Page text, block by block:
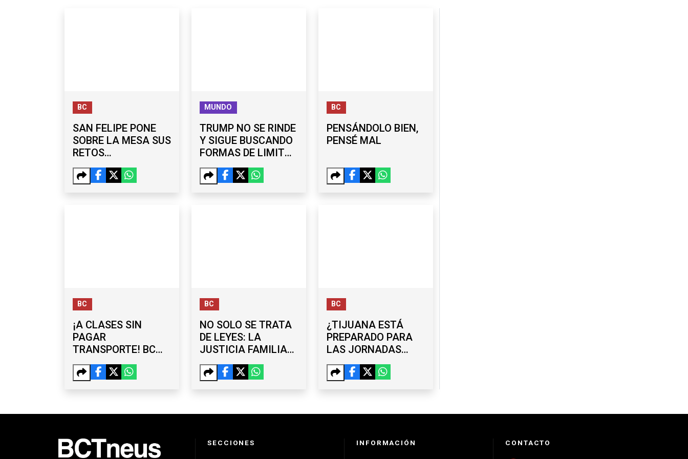
BC
SAN FELIPE PONE
SOBRE LA MESA SUS
RETOS
ECONÓMICOS ANTE
ISMAEL BURGUEÑO
MUNDO
TRUMP NO SE RINDE
Y SIGUE BUSCANDO
FORMAS DE LIMITAR
CIUDADANÍA POR
NACIMIENTO
BC
PENSÁNDOLO BIEN,
PENSÉ MAL
BC
¡A CLASES SIN
PAGAR
TRANSPORTE! BC
FORTALECE
PROGRAMA PARA
BC
NO SOLO SE TRATA
DE LEYES: LA
JUSTICIA FAMILIAR
EN BC SEGUIRÁ
CONTANDO CON
BC
¿TIJUANA ESTÁ
PREPARADO PARA
LAS JORNADAS
LABORALES DE 40
HORAS?
ANALIZAN RETOS
SECCIONES INFORMACIÓN CONTACTO